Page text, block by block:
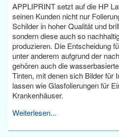
APPLIPRINT setzt auf die HP
seinen Kunden nicht nur
Schilder in hoher Qualität und
sondern diese auch so
produzieren. Die Entscheidung
unter anderem aufgrund der
gehören auch die
Tinten, mit denen sich Bilder für
lassen wie Glasfolierungen für
Krankenhäuser.
Weiterlesen...